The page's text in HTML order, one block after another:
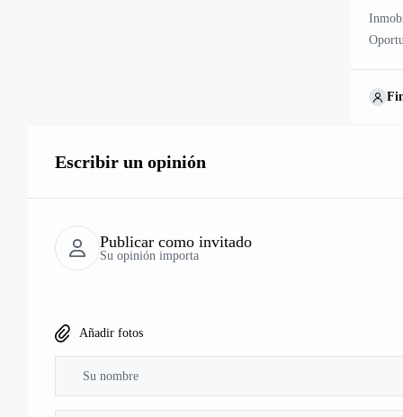
1937,
Escribir un opinión
Publicar como invitado
Su opinión importa
Añadir fotos